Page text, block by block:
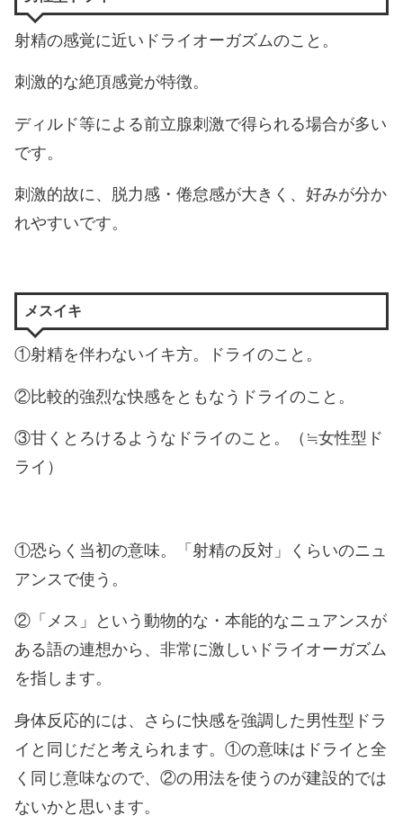
射精の感覚に近いドライオーガズムのこと。
刺激的な絶頂感覚が特徴。
ディルド等による前立腺刺激で得られる場合が多い
です。
刺激的故に、脱力感・倦怠感が大きく、好みが分か
れやすいです。
メスイキ
①射精を伴わないイキ方。ドライのこと。
②比較的強烈な快感をともなうドライのこと。
③甘くとろけるようなドライのこと。（≒女性型ド
ライ）
①恐らく当初の意味。「射精の反対」くらいのニュ
アンスで使う。
②「メス」という動物的な・本能的なニュアンスが
ある語の連想から、非常に激しいドライオーガズム
を指します。
身体反応的には、さらに快感を強調した男性型ドラ
イと同じだと考えられます。①の意味はドライと全
く同じ意味なので、②の用法を使うのが建設的では
ないかと思います。